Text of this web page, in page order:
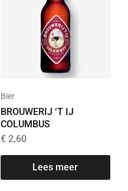
Bier
BROUWERIJ ‘T IJ
COLUMBUS
€2,60
Lees meer